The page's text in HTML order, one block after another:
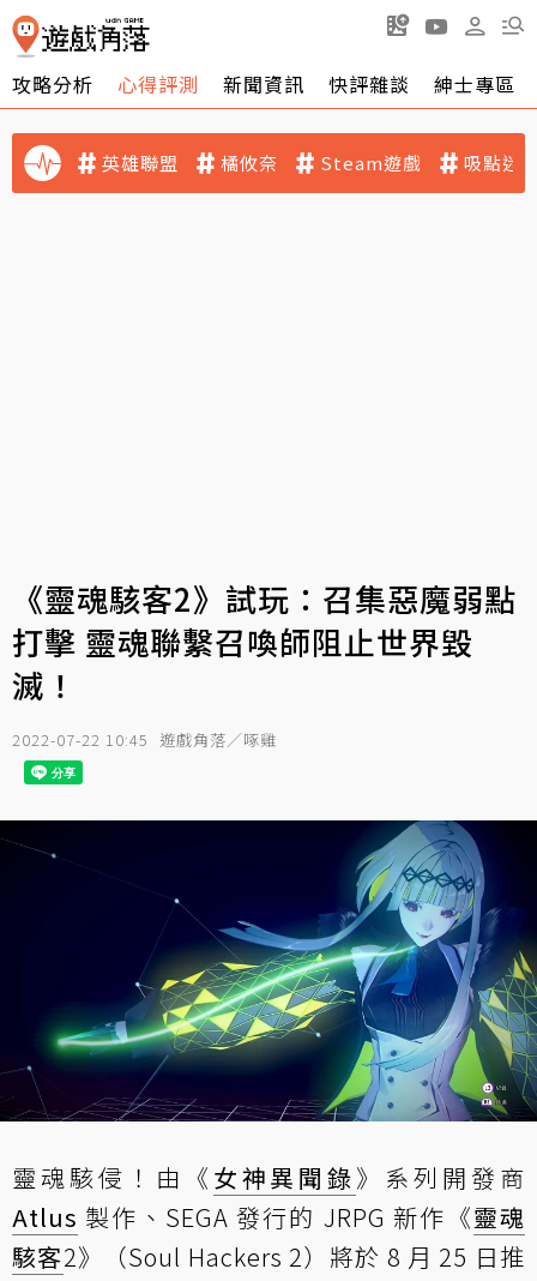
攻略分析 心得評測 新聞資訊 快評雜談 紳士專區
英雄聯盟 橘攸奈 Steam遊戲 吸點迷
《靈魂駭客2》試玩：召集惡魔弱點
打擊 靈魂聯繫召喚師阻止世界毀
滅！
2022-07-22 10:45 遊戲角落／啄雞
靈魂駭侵！由《 女神異聞錄》系列開發商
Atlus 製作、SEGA 發行的 JRPG 新作《靈魂
駭客2》（Soul Hackers 2）將於 8 月 25 日推